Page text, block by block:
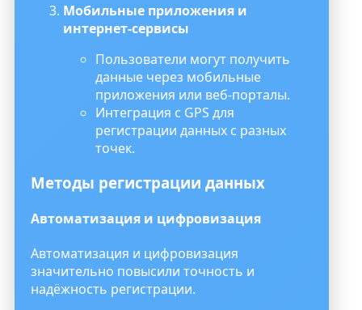
Мобильные приложения и
интернет-сервисы
Пользователи могут получить
данные через мобильные
приложения или веб-порталы.
Интеграция с GPS для
регистрации данных с разных
точек.
Методы регистрации данных
Автоматизация и цифровизация
Автоматизация и цифровизация
значительно повысили точность и
надёжность регистрации.